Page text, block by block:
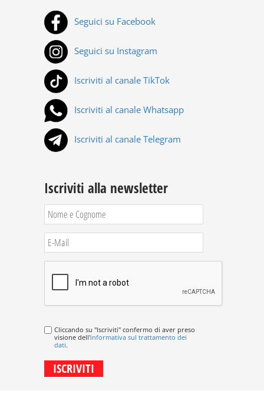
Seguici su Facebook
Seguici su Instagram
Iscriviti al canale TikTok
Iscriviti al canale Whatsapp
Iscriviti al canale Telegram
Iscriviti alla newsletter
Cliccando su "Iscriviti" confermo di aver preso
visione dell'informativa sul trattamento dei
dati.